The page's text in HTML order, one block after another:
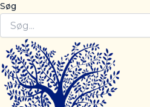
Søg